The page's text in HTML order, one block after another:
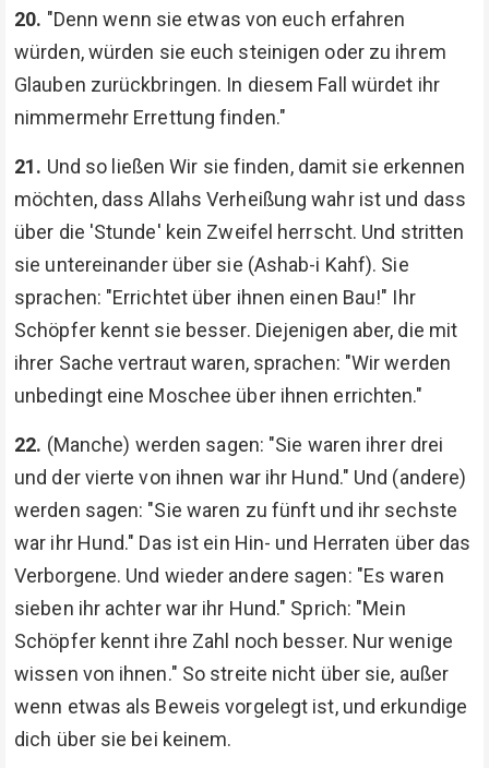
20. "Denn wenn sie etwas von euch erfahren
würden, würden sie euch steinigen oder zu ihrem
Glauben zurückbringen. In diesem Fall würdet ihr
nimmermehr Errettung finden."
21. Und so ließen Wir sie finden, damit sie erkennen
möchten, dass Allahs Verheißung wahr ist und dass
über die 'Stunde' kein Zweifel herrscht. Und stritten
sie untereinander über sie (Ashab-i Kahf). Sie
sprachen: "Errichtet über ihnen einen Bau!" Ihr
Schöpfer kennt sie besser. Diejenigen aber, die mit
ihrer Sache vertraut waren, sprachen: "Wir werden
unbedingt eine Moschee über ihnen errichten."
22. (Manche) werden sagen: "Sie waren ihrer drei
und der vierte von ihnen war ihr Hund." Und (andere)
werden sagen: "Sie waren zu fünft und ihr sechste
war ihr Hund." Das ist ein Hin- und Herraten über das
Verborgene. Und wieder andere sagen: "Es waren
sieben ihr achter war ihr Hund." Sprich: "Mein
Schöpfer kennt ihre Zahl noch besser. Nur wenige
wissen von ihnen." So streite nicht über sie, außer
wenn etwas als Beweis vorgelegt ist, und erkundige
dich über sie bei keinem.